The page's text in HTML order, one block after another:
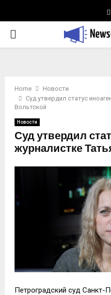
PRIMARY
Home
Новости
Суд утвердил статус
Вольтской
Новости
Суд утвердил
журналистке
Петроградский суд Санкт-